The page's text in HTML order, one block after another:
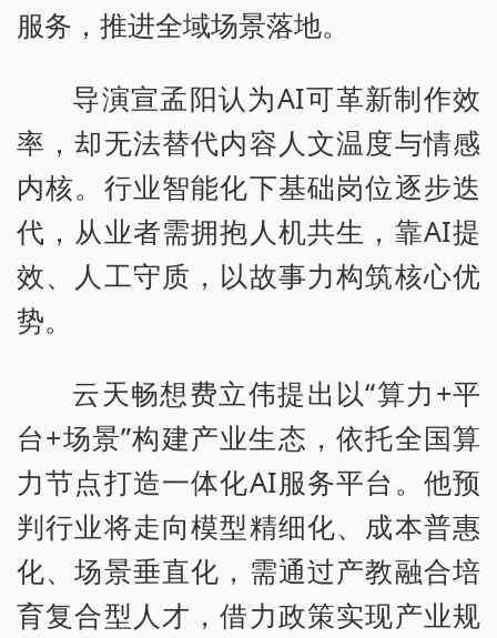
服务，推进全域场景落地。
导演宣孟阳认为AI可革新制作效
率，却无法替代内容人文温度与情感
内核。行业智能化下基础岗位逐步迭
代，从业者需拥抱人机共生，靠AI提
效、人工守质，以故事力构筑核心优
势。
云天畅想费立伟提出以“算力+平
台+场景”构建产业生态，依托全国算
力节点打造一体化AI服务平台。他预
判行业将走向模型精细化、成本普惠
化、场景垂直化，需通过产教融合培
育复合型人才，借力政策实现产业规